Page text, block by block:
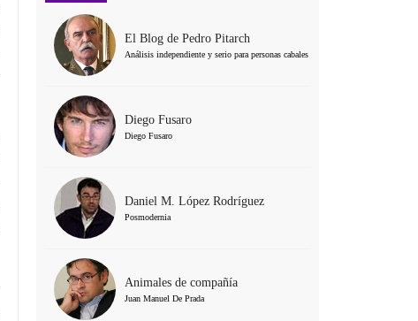
El Blog de Pedro Pitarch
Análisis independiente y serio para personas cabales
Diego Fusaro
Diego Fusaro
Daniel M. López Rodríguez
Posmodernia
Animales de compañía
Juan Manuel De Prada